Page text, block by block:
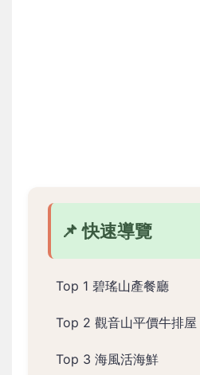
📌 快速導覽
Top 1 碧瑤山產餐廳
Top 2 觀音山平價牛排屋
Top 3 海風活海鮮